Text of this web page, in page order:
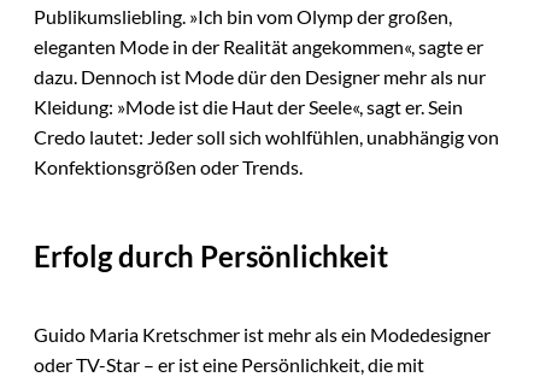
Publikumsliebling. »Ich bin vom Olymp der großen,
eleganten Mode in der Realität angekommen«, sagte er
dazu. Dennoch ist Mode dür den Designer mehr als nur
Kleidung: »Mode ist die Haut der Seele«, sagt er. Sein
Credo lautet: Jeder soll sich wohlfühlen, unabhängig von
Konfektionsgrößen oder Trends.
Erfolg durch Persönlichkeit
Guido Maria Kretschmer ist mehr als ein Modedesigner
oder TV-Star – er ist eine Persönlichkeit, die mit